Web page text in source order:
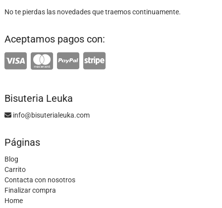
No te pierdas las novedades que traemos continuamente.
Aceptamos pagos con:
Bisuteria Leuka
info@bisuterialeuka.com
Páginas
Blog
Carrito
Contacta con nosotros
Finalizar compra
Home